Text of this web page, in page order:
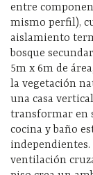
entre
mismo perfil),
aislamiento
bosque
5m x 6m de
la vegetación
una casa
transformar en
cocina y baño
ventilación